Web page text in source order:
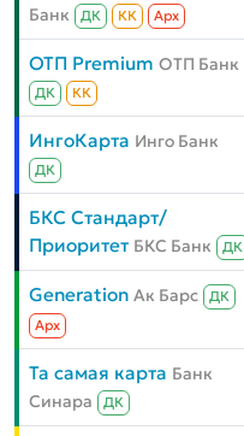
Банк
ДК КК Aрх
ОТП Premium ОТП Банк
ДК КК
ИнгоКарта Инго Банк
ДК
БКС Стандарт/
Приоритет БКС Банк ДК
Generation Ак Барс
ДК
Aрх
Та самая карта Банк
Синара
ДК